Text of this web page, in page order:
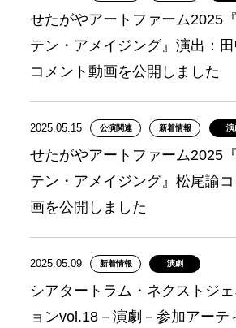
せたがやアートファーム2025
テン・アメイジング』演出：
コメント動画を公開しました
2025.05.15 公演関連 新着情報 演
せたがやアートファーム2025
テン・アメイジング』松尾諭
画を公開しました
2025.05.09 新着情報 演劇
シアタートラム・ネクストジ
ョンvol.18－演劇－参加アーテ